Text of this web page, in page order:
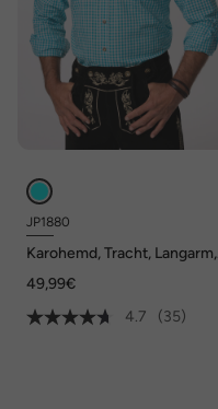
JP1880
Karohemd, Tracht, Langarm,
Fit, bis 8 XL
49,99€
4.7
(35)